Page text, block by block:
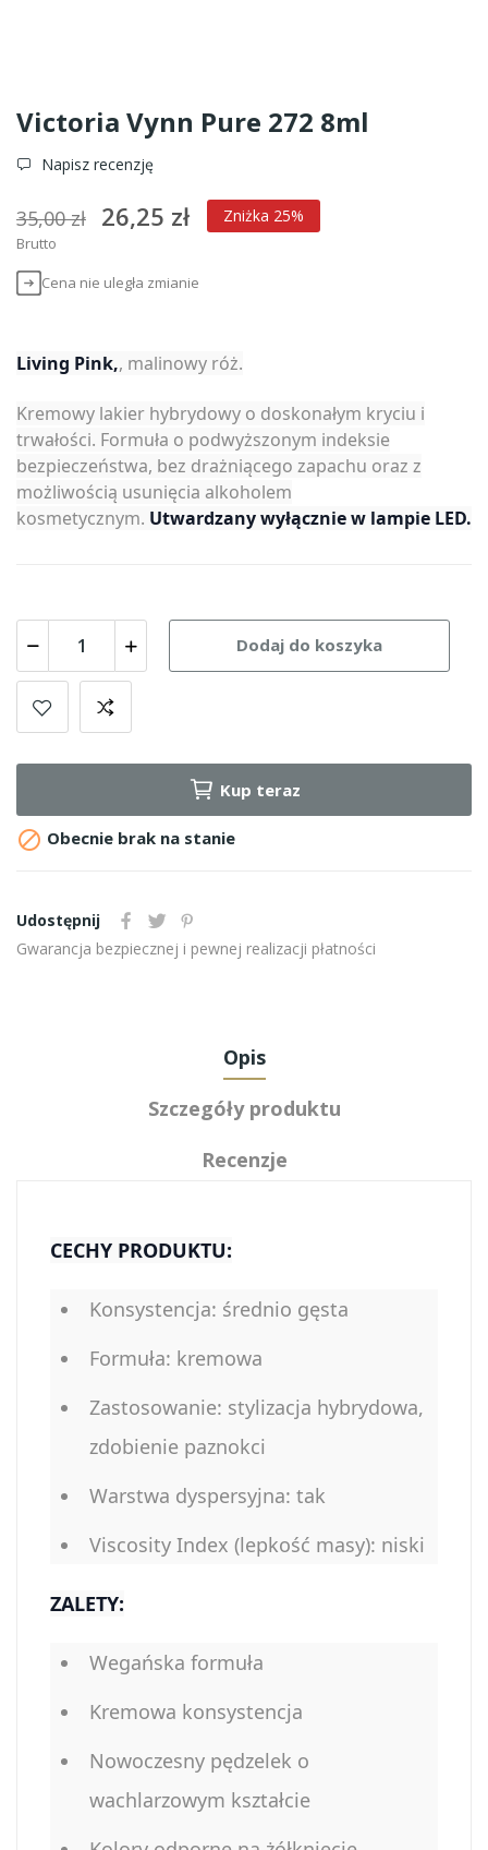
Victoria Vynn Pure 272 8ml
Napisz recenzję
35,00 zł 26,25 zł Zniżka 25%
Brutto
Cena nie uległa zmianie
Living Pink,, malinowy róż.
Kremowy lakier hybrydowy o doskonałym kryciu i
trwałości. Formuła o podwyższonym indeksie
bezpieczeństwa, bez drażniącego zapachu oraz z
możliwością usunięcia alkoholem
kosmetycznym. Utwardzany wyłącznie w lampie LED.
Dodaj do koszyka
Kup teraz
 Obecnie brak na stanie
Udostępnij
Gwarancja bezpiecznej i pewnej realizacji płatności
Opis
Szczegóły produktu
Recenzje
CECHY PRODUKTU:
Konsystencja: średnio gęsta
Formuła: kremowa
Zastosowanie: stylizacja hybrydowa,
zdobienie paznokci
Warstwa dyspersyjna: tak
Viscosity Index (lepkość masy): niski
ZALETY:
Wegańska formuła
Kremowa konsystencja
Nowoczesny pędzelek o
wachlarzowym kształcie